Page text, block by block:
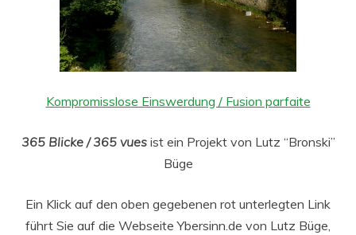
Kompromisslose Einswerdung / Fusion parfaite
365 Blicke / 365 vuesist ein Projekt von Lutz “Bronski”
Büge
Ein Klick auf den oben gegebenen rot unterlegten Link
führt Sie auf die Webseite Ybersinn.de von Lutz Büge,